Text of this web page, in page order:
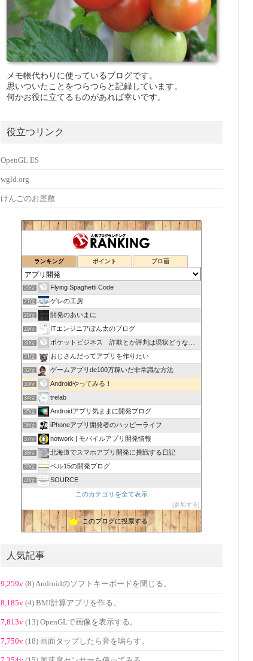
メモ帳代わりに使っているブログです。
思いついたことをつらつらと記録しています。
何かお役に立てるものがあれば幸いです。
役立つリンク
OpenGL ES
wgld.org
けんごのお屋敷
ランキング ポイント ブロ画
26位 Flying Spaghetti Code
27位 ゲレの工房
28位 開発のあいまに
29位 ITエンジニアぽん太のブログ
30位 ポケットビジネス 詐欺とか評判は現状どうなの成功するのかな…
31位 おじさんだってアプリを作りたい
32位 ゲームアプリde100万稼いだ非常識な方法
33位 Androidやってみる！
34位 trelab
35位 Androidアプリ気ままに開発ブログ
36位 iPhoneアプリ開発者のハッピーライフ
37位 notwork | モバイルアプリ開発情報
38位 北海道でスマホアプリ開発に挑戦する日記
39位 ベル15の開発ブログ
40位 SOURCE
このカテゴリを全て表示
参加する
このブログに投票する
人気記事
9,259v (8) Androidのソフトキーボードを閉じる。
8,185v (4) BMI計算アプリを作る。
7,813v (13) OpenGLで画像を表示する。
7,750v (18) 画面タップしたら音を鳴らす。